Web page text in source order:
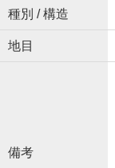
種別 / 構造
地目
備考